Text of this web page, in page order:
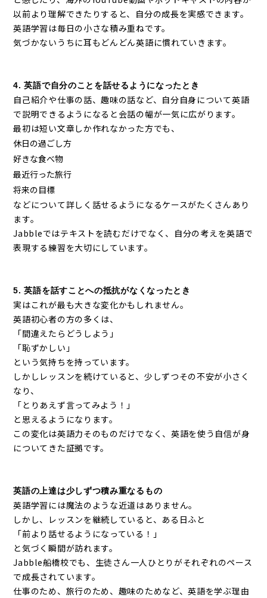
以前より理解できたりすると、自分の成長を実感できます。
英語学習は毎日の小さな積み重ねです。
気づかないうちに耳もどんどん英語に慣れていきます。
4. 英語で自分のことを話せるようになったとき
自己紹介や仕事の話、趣味の話など、自分自身について英語
で説明できるようになると会話の幅が一気に広がります。
最初は短い文章しか作れなかった方でも、
休日の過ごし方
好きな食べ物
最近行った旅行
将来の目標
などについて詳しく話せるようになるケースがたくさんあり
ます。
Jabbleではテキストを読むだけでなく、自分の考えを英語で
表現する練習を大切にしています。
5. 英語を話すことへの抵抗がなくなったとき
実はこれが最も大きな変化かもしれません。
英語初心者の方の多くは、
「間違えたらどうしよう」
「恥ずかしい」
という気持ちを持っています。
しかしレッスンを続けていると、少しずつその不安が小さく
なり、
「とりあえず言ってみよう！」
と思えるようになります。
この変化は英語力そのものだけでなく、英語を使う自信が身
についてきた証拠です。
英語の上達は少しずつ積み重なるもの
英語学習には魔法のような近道はありません。
しかし、レッスンを継続していると、ある日ふと
「前より話せるようになっている！」
と気づく瞬間が訪れます。
Jabble船橋校でも、生徒さん一人ひとりがそれぞれのペース
で成長されています。
仕事のため、旅行のため、趣味のためなど、英語を学ぶ理由